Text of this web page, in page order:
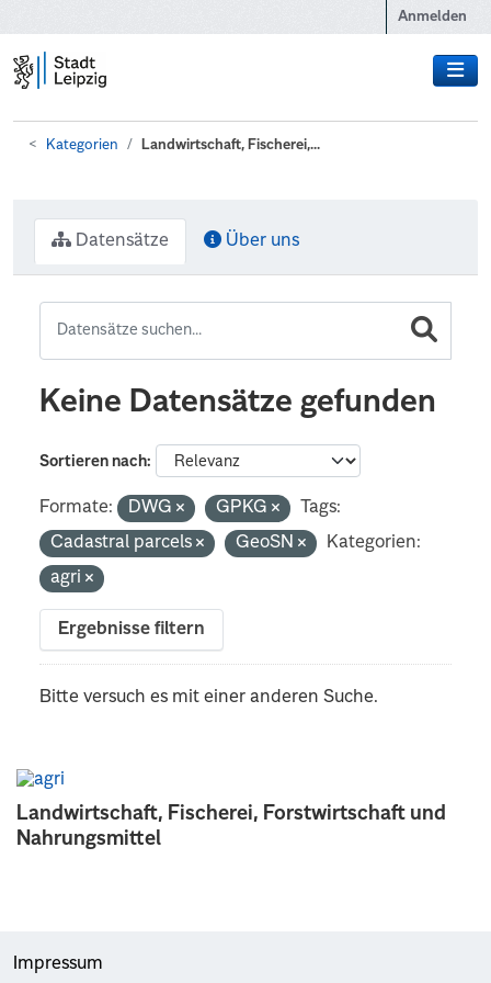
Anmelden
Kategorien Landwirtschaft, Fischerei,...
Landwirtschaft, Fischerei, Forstwirtschaft und
Nahrungsmittel
Datensätze Über uns
Keine Datensätze gefunden
Sortieren nach
Formate: DWG GPKG
Tags:
Cadastral parcels
GeoSN
Kategorien:
agri
Ergebnisse filtern
Bitte versuch es mit einer anderen Suche.
Impressum